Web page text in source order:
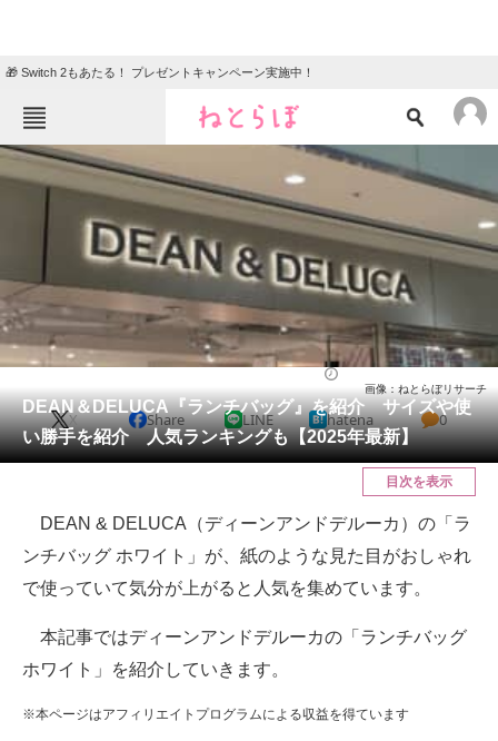
🎁 Switch 2もあたる！ プレゼントキャンペーン実施中！
ねとらぼメニュー
TOP ニュース
クイズ
地域
住まい 教育・育児
動物 リサーチ
会員記事
メディア
ITの今と未来を見通す
スマホと通信の最新トレンド
進化するPCとデバイスの未来
DEAN＆DELUCA『ランチバッグ』を紹介 サイズや使
い勝手を紹介 人気ランキングも【2025年最新】
画像：ねとらぼリサーチ
X Share LINE hatena 0
目次を表示
DEAN & DELUCA（ディーンアンドデルーカ）の「ラ
ンチバッグ ホワイト」が、紙のような見た目がおしゃれ
で使っていて気分が上がると人気を集めています。
本記事ではディーンアンドデルーカの「ランチバッグ
ホワイト」を紹介していきます。
※本ページはアフィリエイトプログラムによる収益を得ています